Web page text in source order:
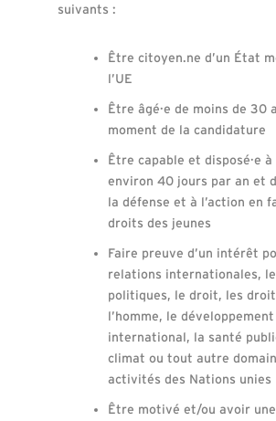
suivants :
Être citoyen.ne d’un État
l’UE
Être âgé·e de moins de 30
moment de la candidature
Être capable et disposé·e
environ 40 jours par an et
la défense et à l’action en
droits des jeunes
Faire preuve d’un intérêt
relations internationales,
politiques, le droit, les
l’homme, le développement
international, la santé
climat ou tout autre
activités des Nations unies
Être motivé et/ou avoir